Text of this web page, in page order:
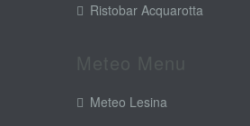
Ristobar Acquarotta
Meteo Lesina